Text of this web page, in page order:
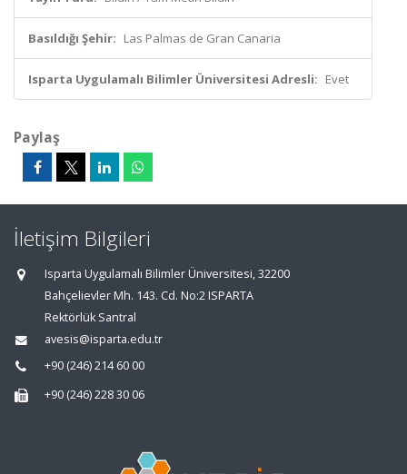
Basıldığı Şehir: Las Palmas de Gran Canaria
Isparta Uygulamalı Bilimler Üniversitesi Adresli: Evet
Paylaş
İletişim Bilgileri
Isparta Uygulamalı Bilimler Üniversitesi, 32200
Bahçelievler Mh. 143. Cd. No:2 ISPARTA
Rektörlük Santral
avesis@isparta.edu.tr
+90 (246) 214 60 00
+90 (246) 228 30 06